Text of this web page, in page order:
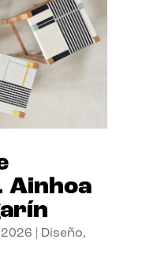
Ainhoa
Diseño,